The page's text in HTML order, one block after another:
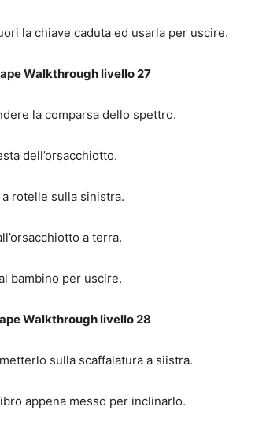
la chiave caduta ed usarla per uscire.
Walkthrough livello 27
la comparsa dello spettro.
dell’orsacchiotto.
rotelle sulla sinistra.
a terra.
bambino per uscire.
Walkthrough livello 28
sulla scaffalatura a siistra.
appena messo per inclinarlo.